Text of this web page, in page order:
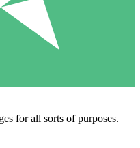
for all sorts of purposes.